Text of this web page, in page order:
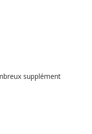
supplément